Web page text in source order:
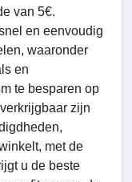
van 5€.
en eenvoudig
waaronder
en
te besparen op
zijn
met de
u de beste